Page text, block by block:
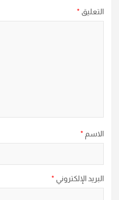
التعليق *
الاسم *
البريد الإلكتروني *